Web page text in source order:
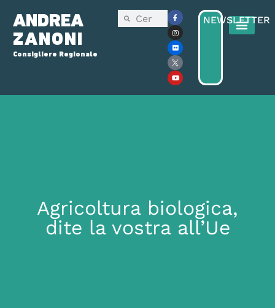
ANDREA
ZANONI
Consigliere Regionale
NEWSLETTER
Agricoltura biologica,
dite la vostra all’Ue